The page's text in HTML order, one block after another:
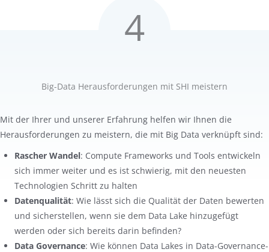
4
Big-Data Herausforderungen mit SHI meistern
Mit der Ihrer und unserer Erfahrung helfen wir Ihnen die
Herausforderungen zu meistern, die mit Big Data verknüpft sind:
Rascher Wandel: Compute Frameworks und Tools entwickeln
sich immer weiter und es ist schwierig, mit den neuesten
Technologien Schritt zu halten
Datenqualität: Wie lässt sich die Qualität der Daten bewerten
und sicherstellen, wenn sie dem Data Lake hinzugefügt
werden oder sich bereits darin befinden?
Data Governance: Wie können Data Lakes in Data-Governance-